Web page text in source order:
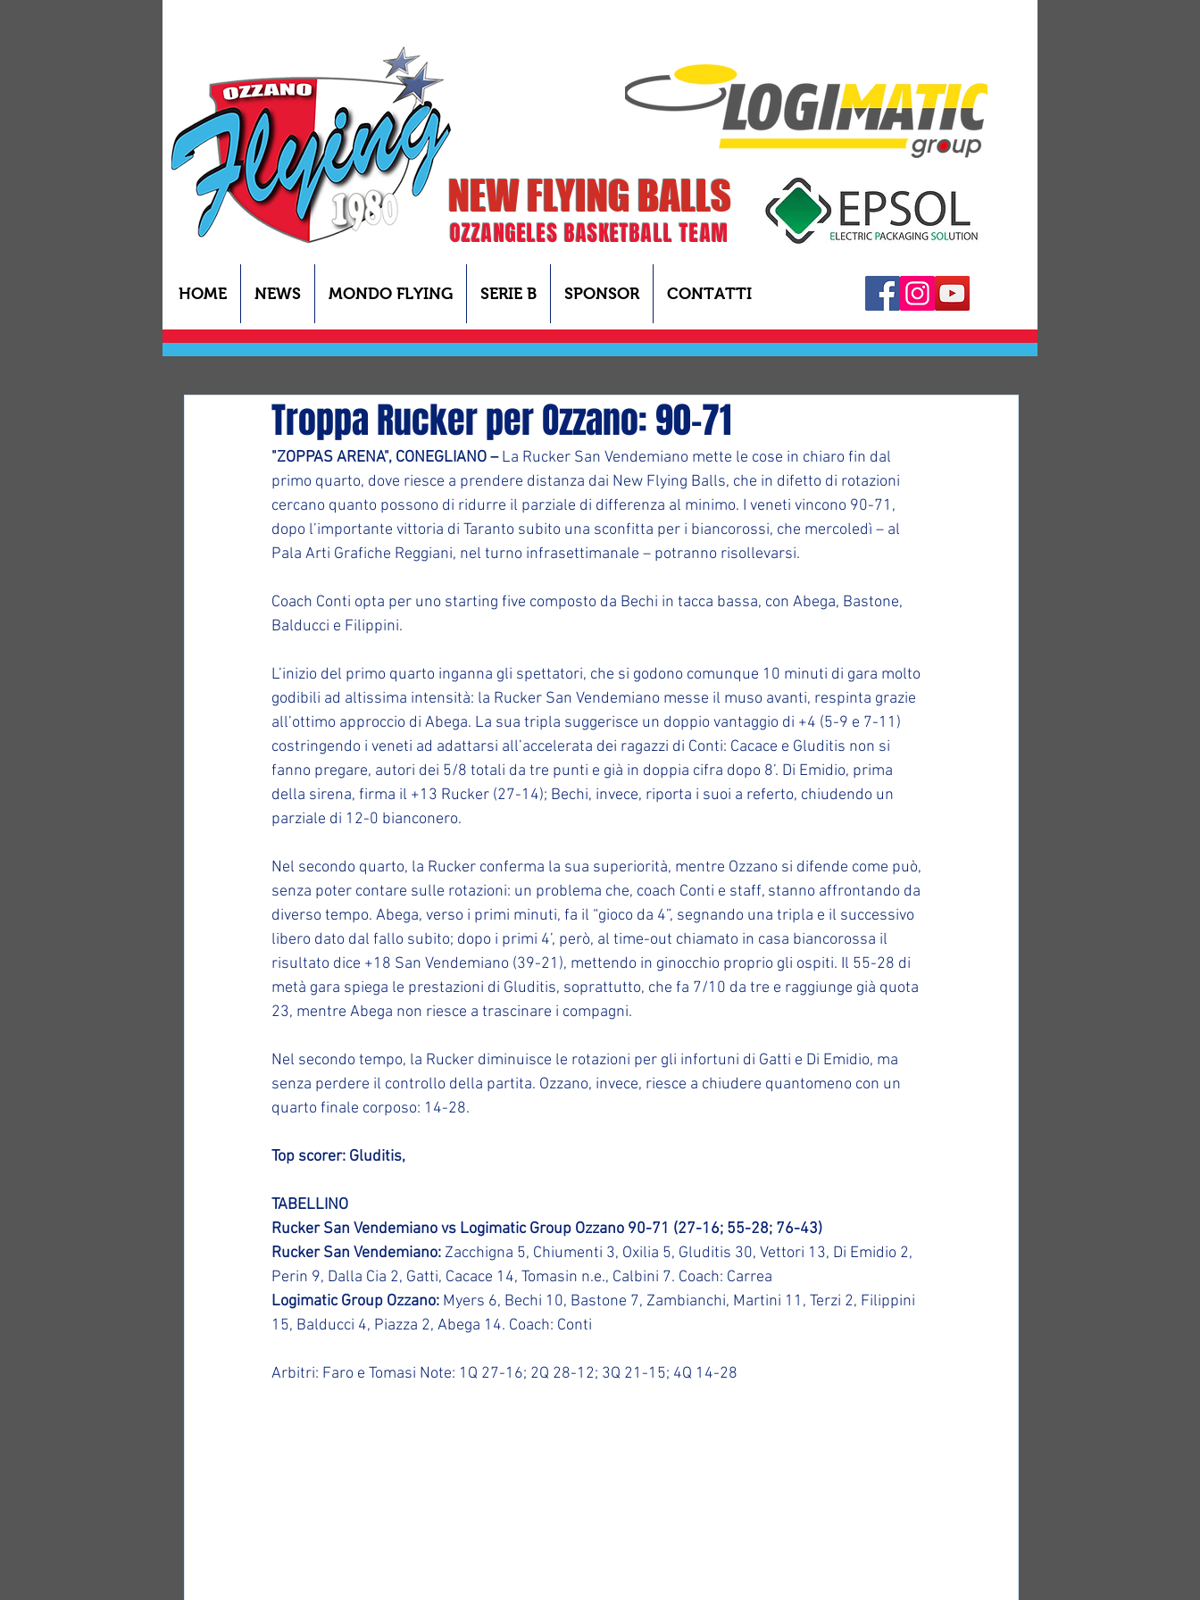
NEW FLYING BALLS
OZZANGELES BASKETBALL TEAM
HOME NEWS MONDO FLYING SERIE B SPONSOR CONTATTI
Troppa Rucker per Ozzano: 90-71
"ZOPPAS ARENA", CONEGLIANO – La Rucker San Vendemiano mette le cose in chiaro fin dal
primo quarto, dove riesce a prendere distanza dai New Flying Balls, che in difetto di rotazioni
cercano quanto possono di ridurre il parziale di differenza al minimo. I veneti vincono 90-71,
dopo l’importante vittoria di Taranto subito una sconfitta per i biancorossi, che mercoledì – al
Pala Arti Grafiche Reggiani, nel turno infrasettimanale – potranno risollevarsi.
Coach Conti opta per uno starting five composto da Bechi in tacca bassa, con Abega, Bastone,
Balducci e Filippini.
L’inizio del primo quarto inganna gli spettatori, che si godono comunque 10 minuti di gara molto
godibili ad altissima intensità: la Rucker San Vendemiano messe il muso avanti, respinta grazie
all’ottimo approccio di Abega. La sua tripla suggerisce un doppio vantaggio di +4 (5-9 e 7-11)
costringendo i veneti ad adattarsi all’accelerata dei ragazzi di Conti: Cacace e Gluditis non si
fanno pregare, autori dei 5/8 totali da tre punti e già in doppia cifra dopo 8’. Di Emidio, prima
della sirena, firma il +13 Rucker (27-14); Bechi, invece, riporta i suoi a referto, chiudendo un
parziale di 12-0 bianconero.
Nel secondo quarto, la Rucker conferma la sua superiorità, mentre Ozzano si difende come può,
senza poter contare sulle rotazioni: un problema che, coach Conti e staff, stanno affrontando da
diverso tempo. Abega, verso i primi minuti, fa il “gioco da 4”, segnando una tripla e il successivo
libero dato dal fallo subito; dopo i primi 4’, però, al time-out chiamato in casa biancorossa il
risultato dice +18 San Vendemiano (39-21), mettendo in ginocchio proprio gli ospiti. Il 55-28 di
metà gara spiega le prestazioni di Gluditis, soprattutto, che fa 7/10 da tre e raggiunge già quota
23, mentre Abega non riesce a trascinare i compagni.
Nel secondo tempo, la Rucker diminuisce le rotazioni per gli infortuni di Gatti e Di Emidio, ma
senza perdere il controllo della partita. Ozzano, invece, riesce a chiudere quantomeno con un
quarto finale corposo: 14-28.
Top scorer: Gluditis,
TABELLINO
Rucker San Vendemiano vs Logimatic Group Ozzano 90-71 (27-16; 55-28; 76-43)
Rucker San Vendemiano: Zacchigna 5, Chiumenti 3, Oxilia 5, Gluditis 30, Vettori 13, Di Emidio 2,
Perin 9, Dalla Cia 2, Gatti, Cacace 14, Tomasin n.e., Calbini 7. Coach: Carrea
Logimatic Group Ozzano: Myers 6, Bechi 10, Bastone 7, Zambianchi, Martini 11, Terzi 2, Filippini
15, Balducci 4, Piazza 2, Abega 14. Coach: Conti
Arbitri: Faro e Tomasi Note: 1Q 27-16; 2Q 28-12; 3Q 21-15; 4Q 14-28